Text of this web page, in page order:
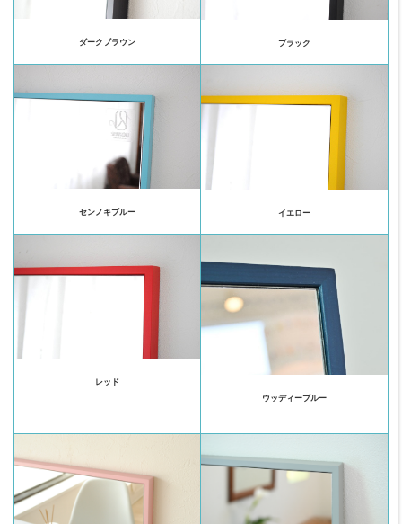
ダークブラウン ブラック
センノキブルー イエロー
レッド
ウッディーブルー